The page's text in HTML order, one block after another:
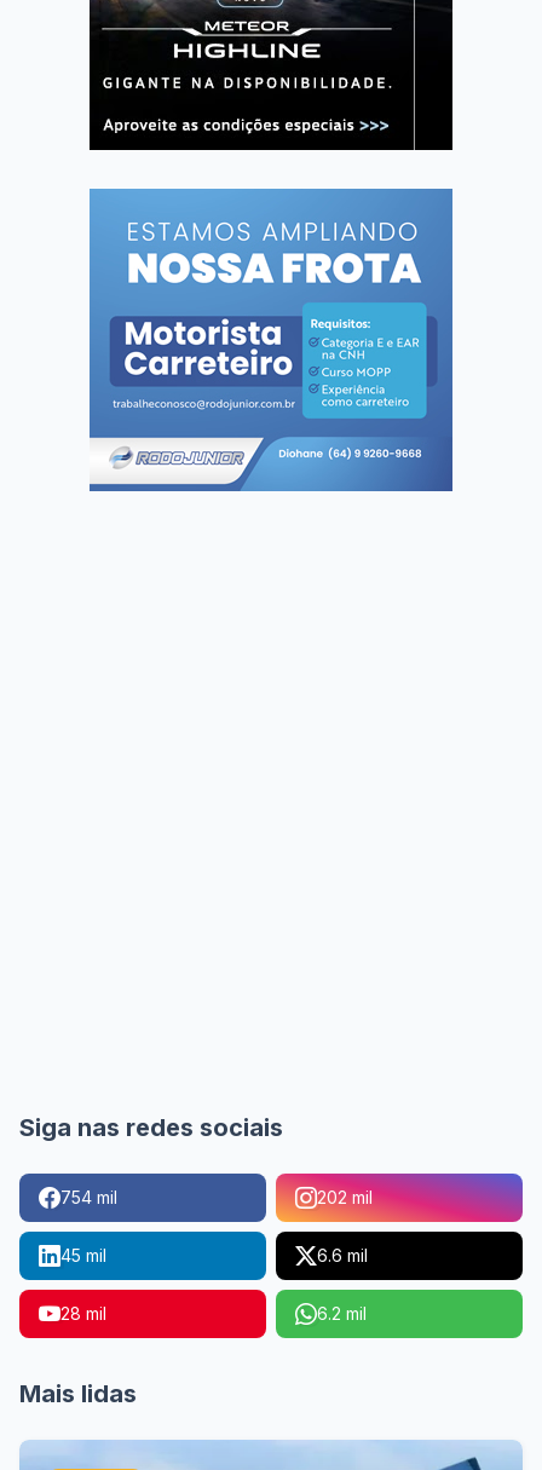
Siga nas redes sociais
754 mil 202 mil
45 mil 6.6 mil
28 mil 6.2 mil
Mais lidas